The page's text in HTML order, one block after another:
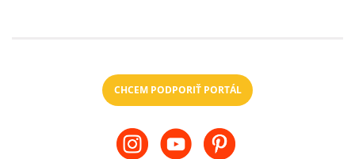
CHCEM PODPORIŤ PORTÁL